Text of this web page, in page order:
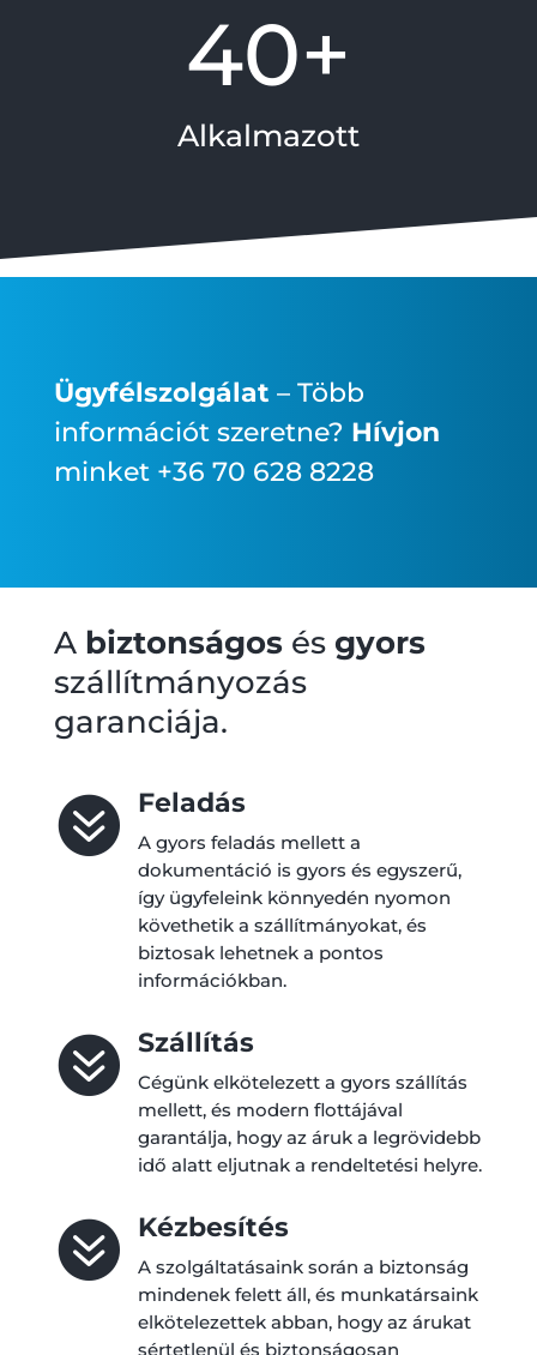
40+
Alkalmazott
Ügyfélszolgálat – Több
információt szeretne? Hívjon
minket +36 70 628 8228
A biztonságosés gyors
szállítmányozás
garanciája.
 Feladás
A gyors feladás mellett a
dokumentáció is gyors és egyszerű,
így ügyfeleink könnyedén nyomon
követhetik a szállítmányokat, és
biztosak lehetnek a pontos
információkban.
 Szállítás
Cégünk elkötelezett a gyors szállítás
mellett, és modern flottájával
garantálja, hogy az áruk a legrövidebb
idő alatt eljutnak a rendeltetési helyre.
 Kézbesítés
A szolgáltatásaink során a biztonság
mindenek felett áll, és munkatársaink
elkötelezettek abban, hogy az árukat
sértetlenül és biztonságosan